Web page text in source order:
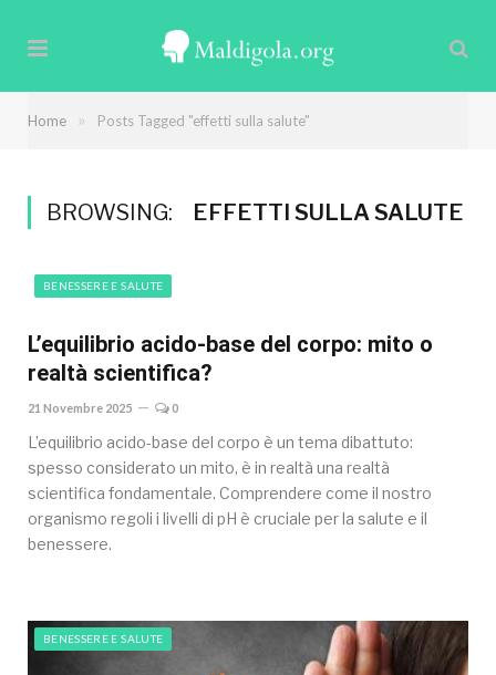
Home » Posts Tagged "effetti sulla salute"
BROWSING: EFFETTI SULLA SALUTE
BENESSERE E SALUTE
L’equilibrio acido-base del corpo: mito o
realtà scientifica?
21 Novembre 2025 0
L’equilibrio acido-base del corpo è un tema dibattuto:
spesso considerato un mito, è in realtà una realtà
scientifica fondamentale. Comprendere come il nostro
organismo regoli i livelli di pH è cruciale per la salute e il
benessere.
BENESSERE E SALUTE